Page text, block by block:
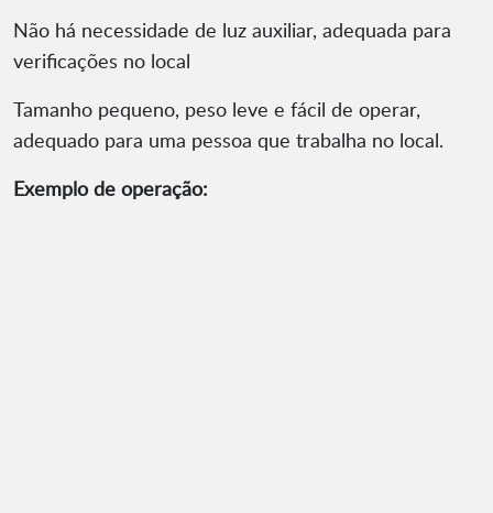
Não há necessidade de luz auxiliar, adequada para
verificações no local
Tamanho pequeno, peso leve e fácil de operar,
adequado para uma pessoa que trabalha no local.
Exemplo de operação: